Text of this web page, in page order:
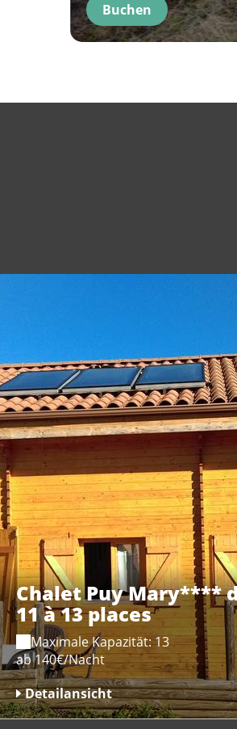
Buchen
Chalet Puy Mary****
11 à 13 places
Maximale Kapazität: 13
ab 140€/Nacht
Detailansicht